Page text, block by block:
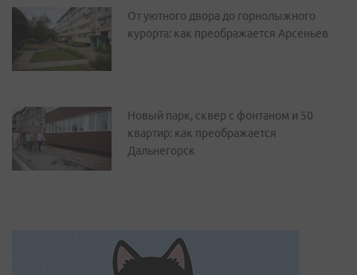
От уютного двора до горнолыжного
курорта: как преображается Арсеньев
Новый парк, сквер с фонтаном и 50
квартир: как преображается
Дальнегорск